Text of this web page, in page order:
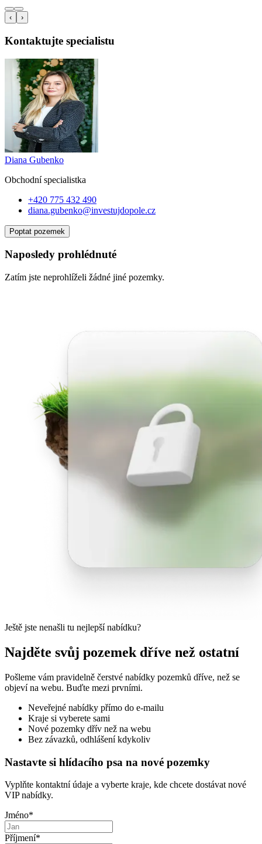
‹ ›
Kontaktujte specialistu
Diana Gubenko
Obchodní specialistka
+420 775 432 490
diana.gubenko@investujdopole.cz
Poptat pozemek
Naposledy prohlédnuté
Zatím jste neprohlíželi žádné jiné pozemky.
Ještě jste nenašli tu nejlepší nabídku?
Najděte svůj pozemek dříve než ostatní
Pošleme vám pravidelně čerstvé nabídky pozemků dříve, než se
objeví na webu. Buďte mezi prvními.
Neveřejné nabídky přímo do e-mailu
Kraje si vyberete sami
Nové pozemky dřív než na webu
Bez závazků, odhlášení kdykoliv
Nastavte si hlídacího psa na nové pozemky
Vyplňte kontaktní údaje a vyberte kraje, kde chcete dostávat nové
VIP nabídky.
Jméno*
Příjmení*